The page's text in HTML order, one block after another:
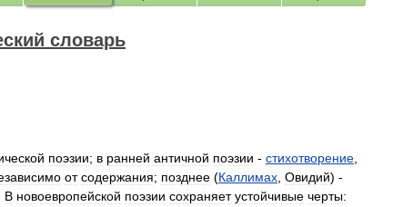
словарь
поэзии; в ранней античной поэзии - стихотворение
от содержания; позднее (Каллимах Овидий) -
В новоевропейской поэзии сохраняет устойчивые черты: